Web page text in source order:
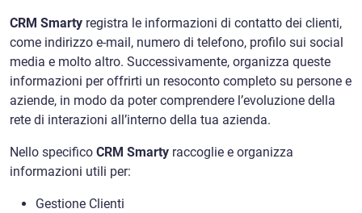
CRM Smarty registra le informazioni di contatto dei clienti,
come indirizzo e-mail, numero di telefono, profilo sui social
media e molto altro. Successivamente, organizza queste
informazioni per offrirti un resoconto completo su persone e
aziende, in modo da poter comprendere l’evoluzione della
rete di interazioni all’interno della tua azienda.
Nello specifico CRM Smarty raccoglie e organizza
informazioni utili per:
Gestione Clienti